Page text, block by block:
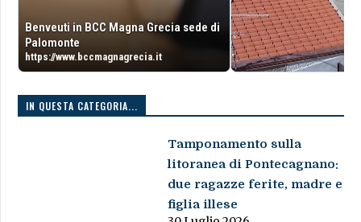
Benveuti in BCC Magna Grecia sede di
Palomonte
https://www.bccmagnagrecia.it
IN QUESTA CATEGORIA...
Tamponamento sulla
litoranea di Pontecagnano:
due ragazze ferite, madre e
figlia illese